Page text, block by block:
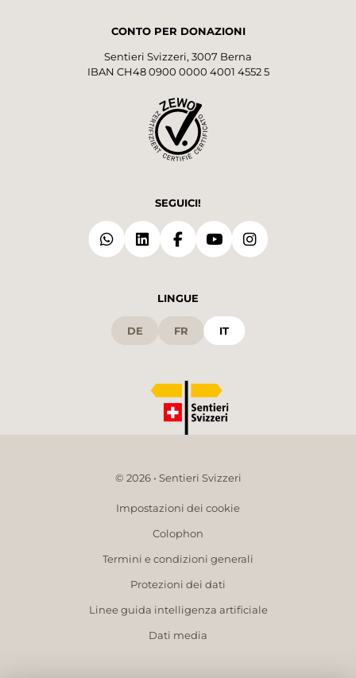
CONTO PER DONAZIONI
Sentieri Svizzeri, 3007 Berna
IBAN CH48 0900 0000 4001 4552 5
SEGUICI!
LINGUE
DE FR IT
© 2026 • Sentieri Svizzeri
Impostazioni dei cookie
Colophon
Termini e condizioni generali
Protezioni dei dati
Linee guida intelligenza artificiale
Dati media